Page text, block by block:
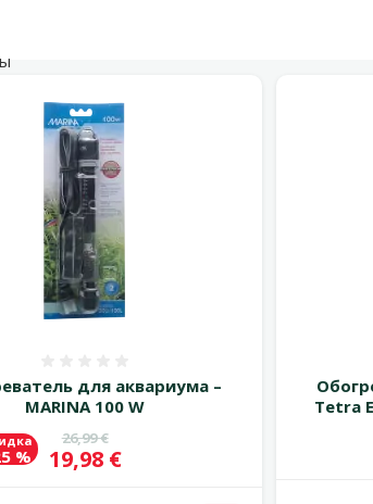
для аквариума –
MARINA 100 W
Исходная цена
26,99 €
Цена
19,98 €
%
Tetra